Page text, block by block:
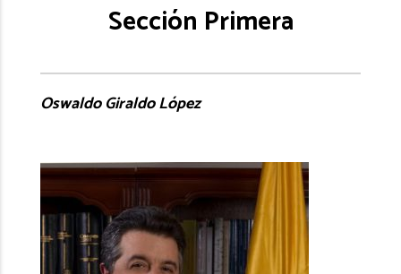
Sección Primera
Oswaldo Giraldo López